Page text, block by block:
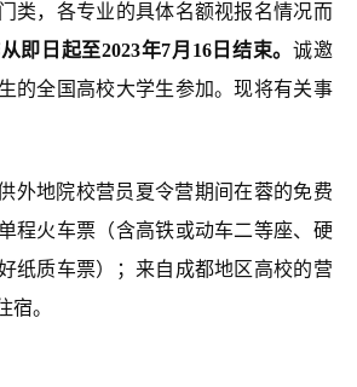
类，各专业的具体名额视报名情况而
即日起至2023年7月 16日结束。诚邀
的全国高校大学生参加。现将有关事
外地院校营员夏令营期间在蓉的免费
程火车票（含高铁或动车二等座、硬
纸质车票）；来自成都地区高校的营
宿。